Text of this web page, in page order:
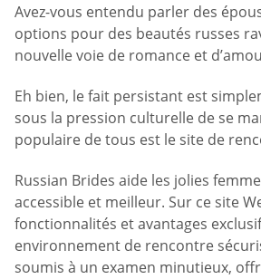
Avez-vous entendu parler des
options pour des beautés russes
nouvelle voie de romance et
Eh bien, le fait persistant est
sous la pression culturelle de se
populaire de tous est le site de
Russian Brides aide les jolies
accessible et meilleur. Sur ce site
fonctionnalités et avantages
environnement de rencontre
soumis à un examen minutieux,